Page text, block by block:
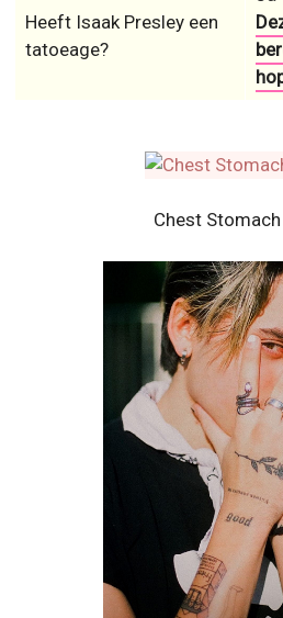
Heeft Isaak Presley een
tatoeage?
Chest